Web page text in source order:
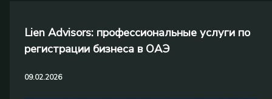
Lien Advisors: профессиональные услуги по
регистрации бизнеса в ОАЭ
09.02.2026